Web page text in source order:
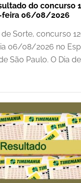
do concurso
feira 06/08/2026
Sorte, concurso
06/08/2026 no
São Paulo. O Dia